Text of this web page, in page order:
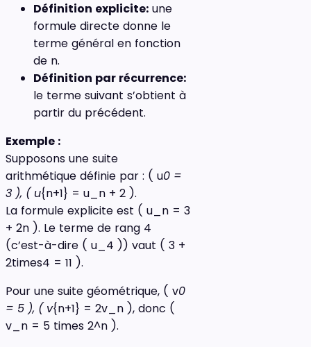
Définition explicite: une
formule directe donne le
terme général en fonction
de n.
Définition par récurrence:
le terme suivant s’obtient à
partir du précédent.
Exemple :
Supposons une suite
arithmétique définie par : ( u0 =
3 ), ( u{n+1} = u_n + 2 ).
La formule explicite est ( u_n = 3
+ 2n ). Le terme de rang 4
(c’est-à-dire ( u_4 )) vaut ( 3 +
2times4 = 11 ).
Pour une suite géométrique, ( v0
= 5 ), ( v{n+1} = 2v_n ), donc (
v_n = 5 times 2^n ).